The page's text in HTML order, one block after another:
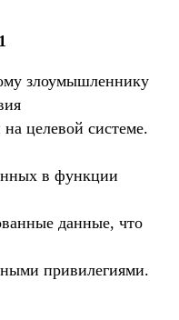
злоумышленнику
целевой системе.
в функции
данные, что
привилегиями.